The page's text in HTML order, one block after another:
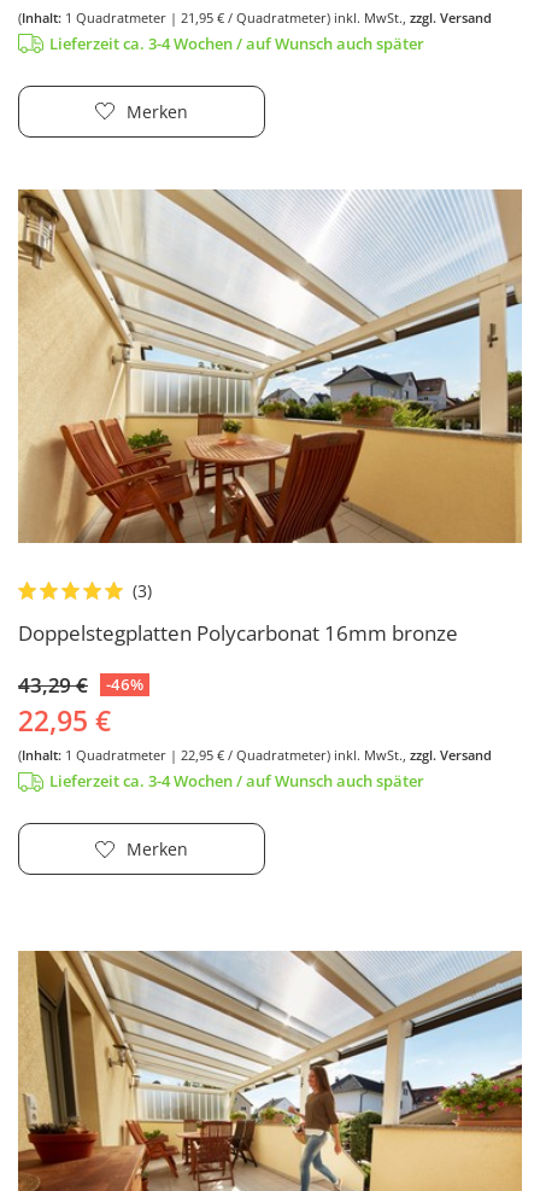
(Inhalt: 1 Quadratmeter | 21,95 € / Quadratmeter) inkl. MwSt., zzgl. Versand
Lieferzeit ca. 3-4 Wochen / auf Wunsch auch später
Merken
Doppelstegplatten Polycarbonat 16mm bronze
43,29 €
-46%
22,95 €
(Inhalt: 1 Quadratmeter | 22,95 € / Quadratmeter) inkl. MwSt., zzgl. Versand
Lieferzeit ca. 3-4 Wochen / auf Wunsch auch später
Merken